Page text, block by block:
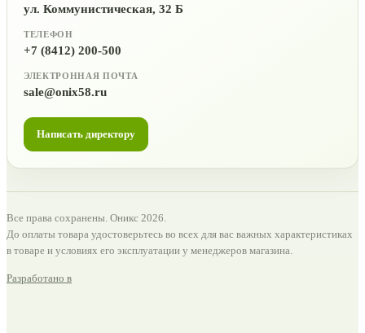
ул. Коммунистическая, 32 Б
ТЕЛЕФОН
+7 (8412) 200-500
ЭЛЕКТРОННАЯ ПОЧТА
sale@onix58.ru
Написать директору
Все права сохранены. Оникс 2026.
До оплаты товара удостоверьтесь во всех для вас важных характеристиках
в товаре и условиях его эксплуатации у менеджеров магазина.
Разработано в